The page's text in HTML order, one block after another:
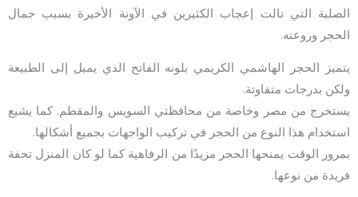
الصلبة التي نالت إعجاب الكثيرين في الآونة الأخيرة بسبب جمال
الحجر وروعته.
يتميز الحجر الهاشمي الكريمي بلونه الفاتح الذي يميل إلى الطبيعة
ولكن بدرجات متفاوتة.
يستخرج من مصر وخاصة من محافظتي السويس والمقطم. كما يشيع
استخدام هذا النوع من الحجر في تركيب الواجهات بجميع أشكالها.
بمرور الوقت يمنحها الحجر مزيدًا من الرفاهية كما لو كان المنزل تحفة
فريدة من نوعها.